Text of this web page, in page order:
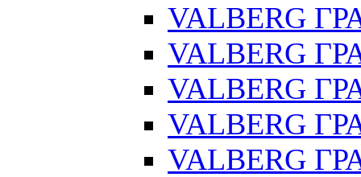
VALBERG
VALBERG
VALBERG
VALBERG
VALBERG